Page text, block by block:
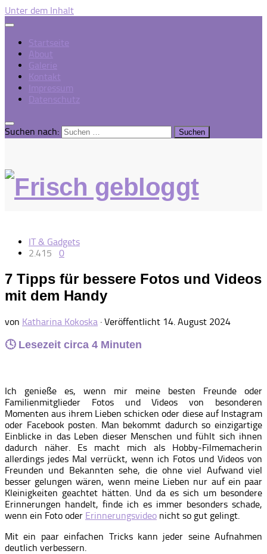
Unter dem Inhalt
Startseite
About
Galerie
Kontakt
Impressum
Datenschutz
Suchen nach:
IT & Gadgets
2.415 0
7 Tipps für bessere Fotos und Videos
mit dem Handy
von Katharina Kokoska · Veröffentlicht 14. August 2024
🕓 Lesezeit circa 4 Minuten
Ich genieße es, wenn mir meine besten Freunde oder
Familienmitglieder Fotos und Videos von besonderen
Momenten aus ihrem Lieben schicken oder diese auf Instagram
oder Facebook posten. Man bekommt dadurch so einzigartige
Einblicke in das Leben dieser Menschen und fühlt sich ihnen
dadurch näher. Es macht mich als Hobby-Filmemacherin
allerdings jedes Mal verrückt, wenn ich Fotos und Videos von
Freunden und Bekannten sehe, die ohne viel Aufwand viel
besser gelungen wären, wenn meine Lieben nur auf ein paar
Kleinigkeiten geachtet hätten. Und da es sich um besondere
Erinnerungen handelt, finde ich es immer besonders schade,
wenn ein Foto oder Erinnerungsvideo nicht so gut gelingt.
Mit ein paar einfachen Tricks kann jeder seine Aufnahmen
deutlich verbessern.